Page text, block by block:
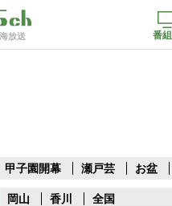
放送 番
甲子園開幕 瀬戸芸 お盆
岡山 香川 全国